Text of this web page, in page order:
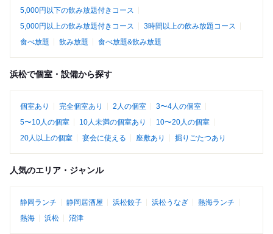
5,000円以下の飲み放題付きコース
5,000円以上の飲み放題付きコース
3時間以上の飲み放題コース
食べ放題
飲み放題 食べ放題&飲み放題
浜松で個室・設備から探す
個室あり 完全個室あり 2人の個室
3〜4人の個室
5〜10人の個室
10人未満の個室あり
10〜20人の個室
20人以上の個室
宴会に使える 座敷あり 掘りごたつあり
人気のエリア・ジャンル
静岡ランチ 静岡居酒屋 浜松餃子 浜松うなぎ
熱海ランチ
熱海
浜松 沼津